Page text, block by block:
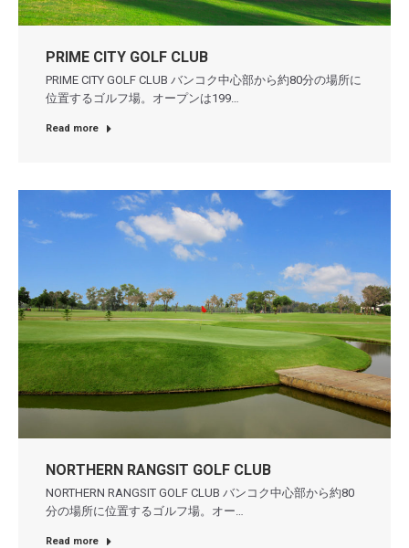
PRIME CITY GOLF CLUB
PRIME CITY GOLF CLUB バンコク中心部から約80分の場所に
位置するゴルフ場。オープンは199…
Read more
NORTHERN RANGSIT GOLF CLUB
NORTHERN RANGSIT GOLF CLUB バンコク中心部から約80
分の場所に位置するゴルフ場。オー…
Read more